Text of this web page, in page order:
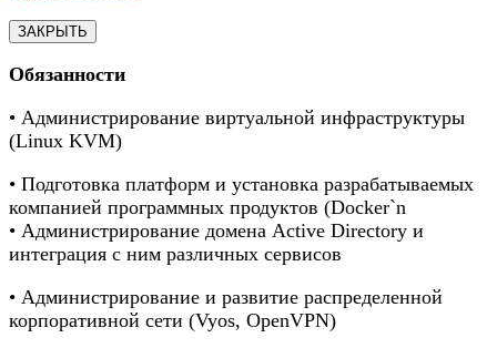
ЗАКРЫТЬ
Обязанности
• Администрирование виртуальной инфраструктуры
(Linux KVM)
• Подготовка платформ и установка разрабатываемых
компанией программных продуктов (Docker`n
• Администрирование домена Active Directory и
интеграция с ним различных сервисов
• Администрирование и развитие распределенной
корпоративной сети (Vyos, OpenVPN)